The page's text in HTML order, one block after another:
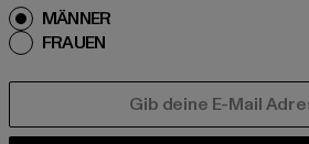
MÄNNER
FRAUEN